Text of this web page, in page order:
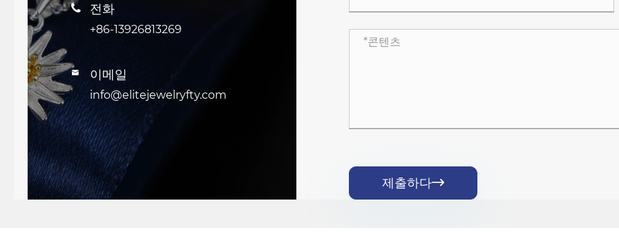
 전화
+86-13926813269
 이메일
info@elitejewelryfty.com
제출하다